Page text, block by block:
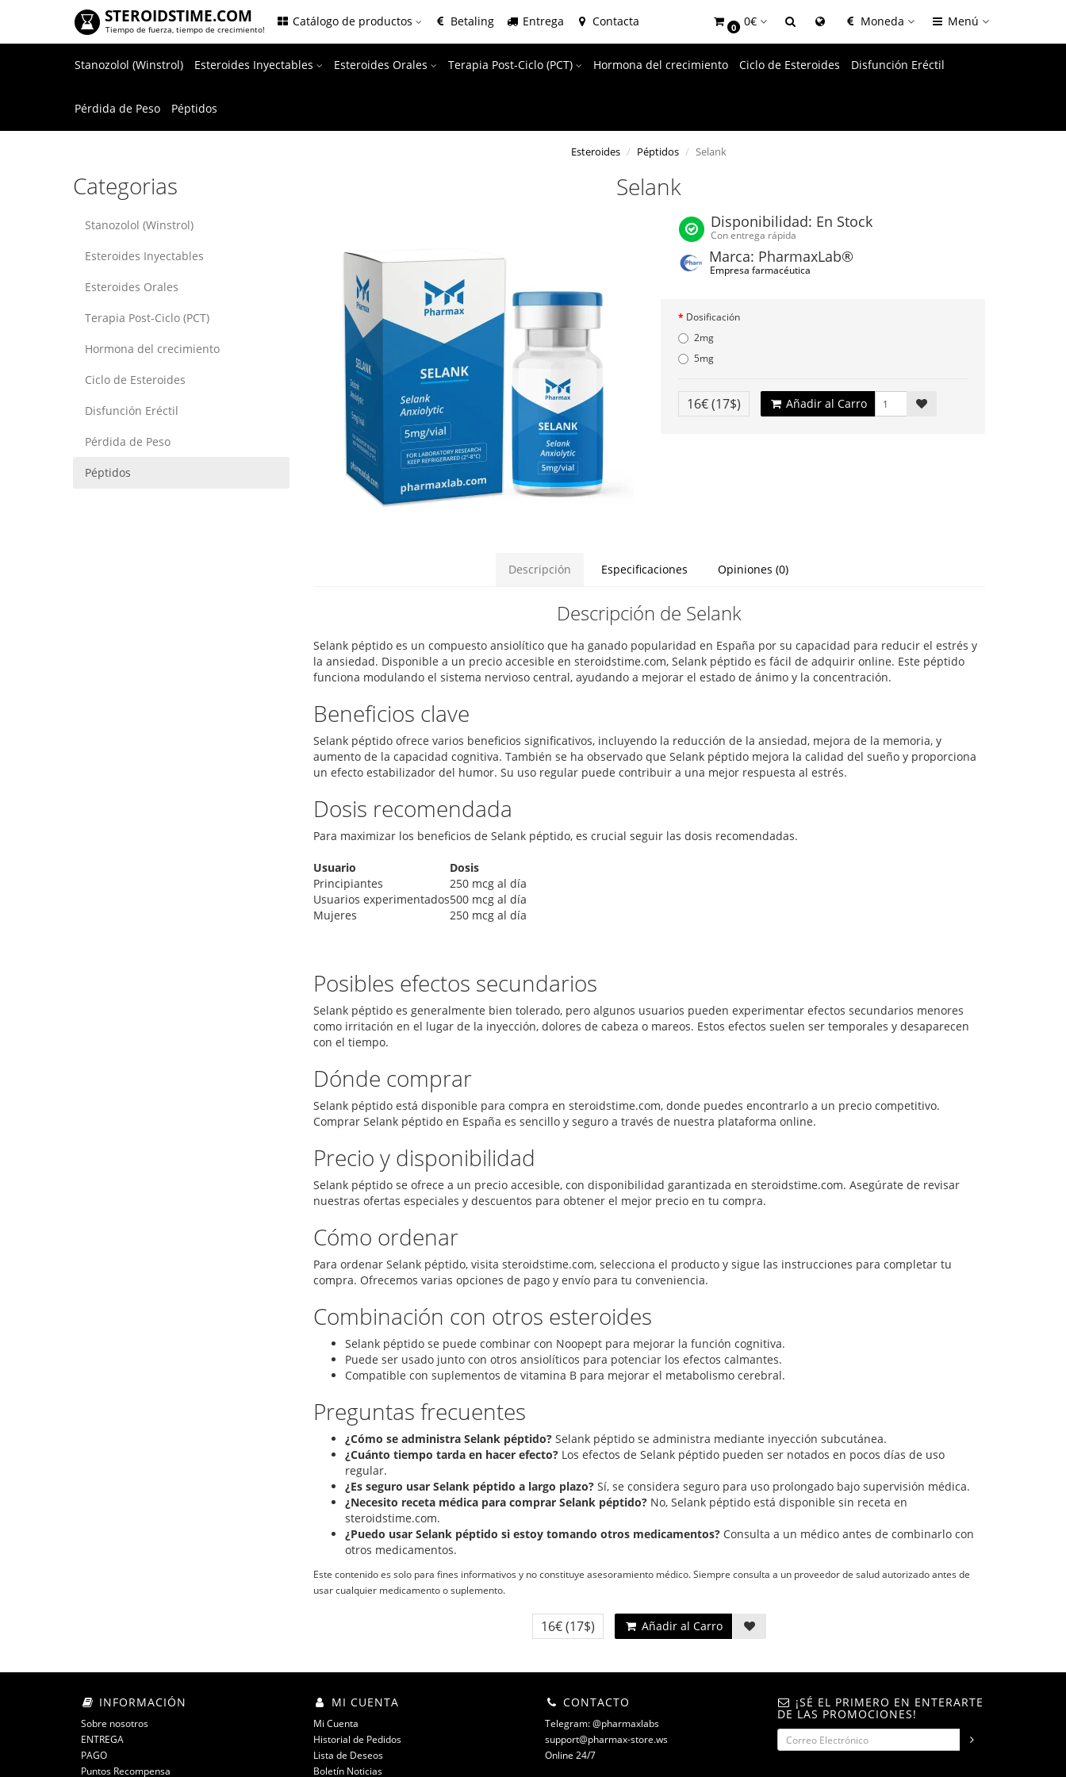
STEROIDSTIME.COM
Tiempo de fuerza, tiempo de crecimiento!
Catálogo de productos Betaling Entrega Contacta 0 0€ Moneda Menú
Stanozolol (Winstrol) Esteroides Inyectables Esteroides Orales Terapia Post-Ciclo (PCT) Hormona del crecimiento Ciclo de Esteroides Disfunción Eréctil
Pérdida de Peso Péptidos
Categorias
Stanozolol (Winstrol)
Esteroides Inyectables
Esteroides Orales
Terapia Post-Ciclo (PCT)
Hormona del crecimiento
Ciclo de Esteroides
Disfunción Eréctil
Pérdida de Peso
Péptidos
Esteroides Péptidos Selank
Selank
Disponibilidad: En Stock
Con entrega rápida
Marca: PharmaxLab®
Empresa farmacéutica
Dosificación
2mg
5mg
16€(17$) Añadir al Carro
Descripción Especificaciones Opiniones (0)
Descripción de Selank
Selank péptido es un compuesto ansiolítico que ha ganado popularidad en España por su capacidad para reducir el estrés y
la ansiedad. Disponible a un precio accesible en steroidstime.com, Selank péptido es fácil de adquirir online. Este péptido
funciona modulando el sistema nervioso central, ayudando a mejorar el estado de ánimo y la concentración.
Beneficios clave
Selank péptido ofrece varios beneficios significativos, incluyendo la reducción de la ansiedad, mejora de la memoria, y
aumento de la capacidad cognitiva. También se ha observado que Selank péptido mejora la calidad del sueño y proporciona
un efecto estabilizador del humor. Su uso regular puede contribuir a una mejor respuesta al estrés.
Dosis recomendada
Para maximizar los beneficios de Selank péptido, es crucial seguir las dosis recomendadas.
Usuario
Dosis
Principiantes
250 mcg al día
Usuarios experimentados500 mcg al día
Mujeres
250 mcg al día
Posibles efectos secundarios
Selank péptido es generalmente bien tolerado, pero algunos usuarios pueden experimentar efectos secundarios menores
como irritación en el lugar de la inyección, dolores de cabeza o mareos. Estos efectos suelen ser temporales y desaparecen
con el tiempo.
Dónde comprar
Selank péptido está disponible para compra en steroidstime.com, donde puedes encontrarlo a un precio competitivo.
Comprar Selank péptido en España es sencillo y seguro a través de nuestra plataforma online.
Precio y disponibilidad
Selank péptido se ofrece a un precio accesible, con disponibilidad garantizada en steroidstime.com. Asegúrate de revisar
nuestras ofertas especiales y descuentos para obtener el mejor precio en tu compra.
Cómo ordenar
Para ordenar Selank péptido, visita steroidstime.com, selecciona el producto y sigue las instrucciones para completar tu
compra. Ofrecemos varias opciones de pago y envío para tu conveniencia.
Combinación con otros esteroides
Selank péptido se puede combinar con Noopept para mejorar la función cognitiva.
Puede ser usado junto con otros ansiolíticos para potenciar los efectos calmantes.
Compatible con suplementos de vitamina B para mejorar el metabolismo cerebral.
Preguntas frecuentes
¿Cómo se administra Selank péptido?Selank péptido se administra mediante inyección subcutánea.
¿Cuánto tiempo tarda en hacer efecto?Los efectos de Selank péptido pueden ser notados en pocos días de uso
regular.
¿Es seguro usar Selank péptido a largo plazo?Sí, se considera seguro para uso prolongado bajo supervisión médica.
¿Necesito receta médica para comprar Selank péptido?No, Selank péptido está disponible sin receta en
steroidstime.com.
¿Puedo usar Selank péptido si estoy tomando otros medicamentos?Consulta a un médico antes de combinarlo con
otros medicamentos.
Este contenido es solo para fines informativos y no constituye asesoramiento médico. Siempre consulta a un proveedor de salud autorizado antes de
usar cualquier medicamento o suplemento.
16€(17$) Añadir al Carro
INFORMACIÓN
Sobre nosotros
ENTREGA
PAGO
Puntos Recompensa
MI CUENTA
Mi Cuenta
Historial de Pedidos
Lista de Deseos
Boletín Noticias
CONTACTO
Telegram: @pharmaxlabs
support@pharmax-store.ws
Online 24/7
¡SÉ EL PRIMERO EN ENTERARTE
DE LAS PROMOCIONES!